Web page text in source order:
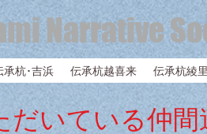
Narrative
承杭･吉浜 伝承杭越喜来 伝承杭綾里
だいている仲間